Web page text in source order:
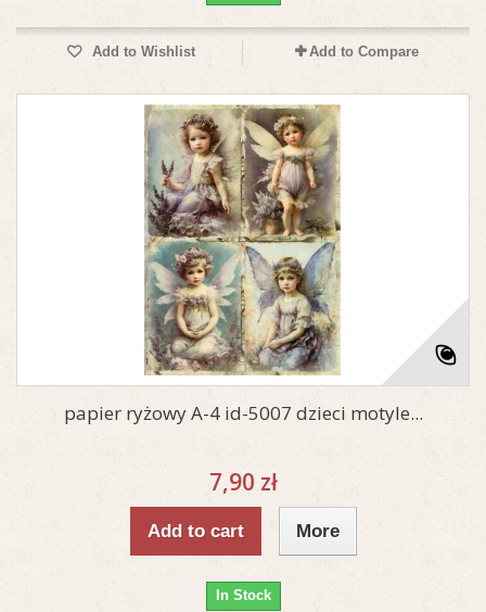
Add to Wishlist Add to Compare
papier ryżowy A-4 id-5007 dzieci motyle...
7,90 zł
Add to cart More
In Stock